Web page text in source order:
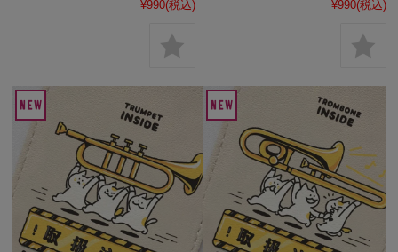
¥990(税込) ¥990(税込)